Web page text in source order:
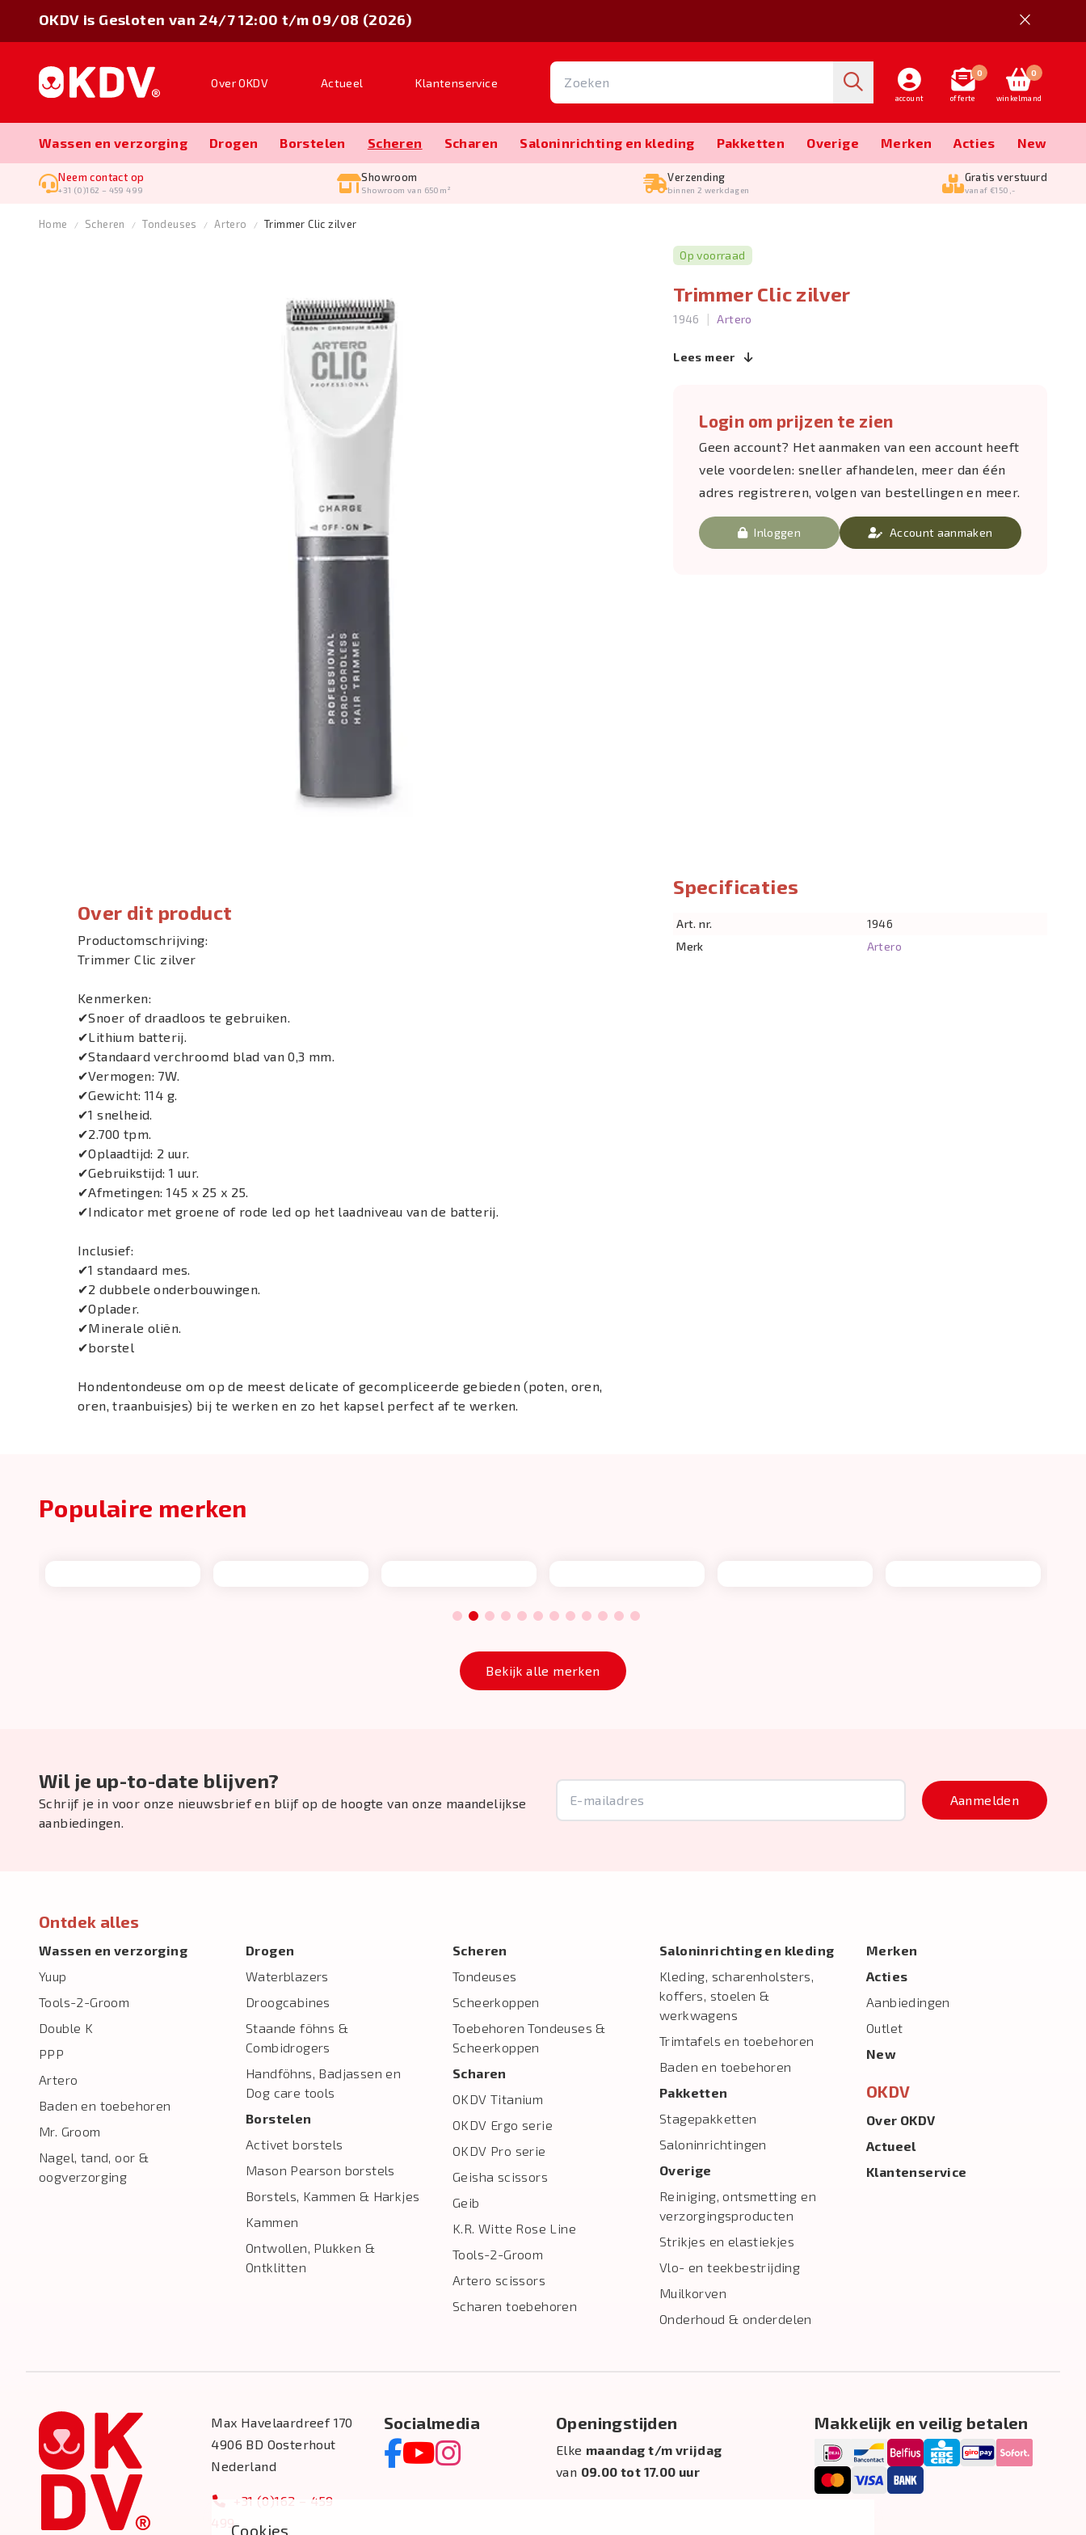
Over OKDV Actueel Klantenservice
account
0
offerte
0
winkelmand
Wassen en verzorging Drogen Borstelen Scheren Scharen Salon­inrichting en kleding Pakketten Overige Merken Acties New
Neem contact op
+31 (0)162 – 459 499
Showroom
Showroom van 650m²
Verzending
binnen 2 werkdagen
Gratis verstuurd
vanaf €150,-
OKDV is Gesloten van 24/7 12:00 t/m 09/08 (2026)
Home Scheren Tondeuses Artero Trimmer Clic zilver
Op voorraad
Trimmer Clic zilver
1946 | Artero
Lees meer
Login om prijzen te zien
Geen account? Het aanmaken van een account heeft
vele voordelen: sneller afhandelen, meer dan één
adres registreren, volgen van bestellingen en meer.
Inloggen Account aanmaken
Over dit product
Productomschrijving:
Trimmer Clic zilver
Kenmerken:
✔Snoer of draadloos te gebruiken.
✔Lithium batterij.
✔Standaard verchroomd blad van 0,3 mm.
✔Vermogen: 7W.
✔Gewicht: 114 g.
✔1 snelheid.
✔2.700 tpm.
✔Oplaadtijd: 2 uur.
✔Gebruikstijd: 1 uur.
✔Afmetingen: 145 x 25 x 25.
✔Indicator met groene of rode led op het laadniveau van de batterij.
Inclusief:
✔1 standaard mes.
✔2 dubbele onderbouwingen.
✔Oplader.
✔Minerale oliën.
✔borstel
Hondentondeuse om op de meest delicate of gecompliceerde gebieden (poten, oren,
oren, traanbuisjes) bij te werken en zo het kapsel perfect af te werken.
Specificaties
Art. nr.
1946
Merk
Artero
Populaire merken
1 2 3 4 5 6 7 8 9 10 11 12
Bekijk alle merken
Wil je up-to-date blijven?
Schrijf je in voor onze nieuwsbrief en blijf op de hoogte van onze maandelijkse
aanbiedingen.
Aanmelden
Ontdek alles
Wassen en verzorging
Yuup
Tools-2-Groom
Double K
PPP
Artero
Baden en toebehoren
Mr. Groom
Nagel, tand, oor &
oogverzorging
Drogen
Waterblazers
Droogcabines
Staande föhns &
Combidrogers
Handföhns, Badjassen en
Dog care tools
Borstelen
Activet borstels
Mason Pearson borstels
Borstels, Kammen & Harkjes
Kammen
Ontwollen, Plukken &
Ontklitten
Scheren
Tondeuses
Scheerkoppen
Toebehoren Tondeuses &
Scheerkoppen
Scharen
OKDV Titanium
OKDV Ergo serie
OKDV Pro serie
Geisha scissors
Geib
K.R. Witte Rose Line
Tools-2-Groom
Artero scissors
Scharen toebehoren
Salon­inrichting en kleding
Kleding, scharenholsters,
koffers, stoelen &
werkwagens
Trimtafels en toebehoren
Baden en toebehoren
Pakketten
Stagepakketten
Saloninrichtingen
Overige
Reiniging, ontsmetting en
verzorgingsproducten
Strikjes en elastiekjes
Vlo- en teekbestrijding
Muilkorven
Onderhoud & onderdelen
Merken
Acties
Aanbiedingen
Outlet
New
OKDV
Over OKDV
Actueel
Klantenservice
Max Havelaardreef 170
4906 BD Oosterhout
Nederland
+31 (0)162 – 459
499
Socialmedia Openingstijden
Elke maandag t/m vrijdag
van 09.00 tot 17.00 uur
Makkelijk en veilig betalen
Cookies